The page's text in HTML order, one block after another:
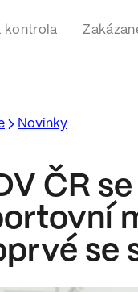
kontrola
Novinky
ČR
se